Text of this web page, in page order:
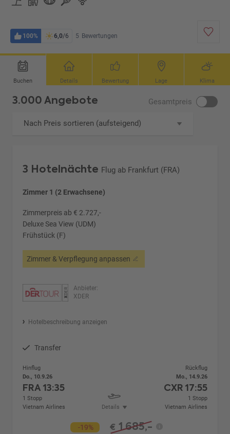
100% 6,0/6 5 Bewertungen
Buchen Details Bewertung Lage Klima
3.000 Angebote Gesamtpreis
Nach Preis sortieren (aufsteigend)
3 Hotelnächte Flug ab Frankfurt (FRA)
Zimmer 1 (2 Erwachsene)
Zimmerpreis ab € 2.727,-
Deluxe Sea View (UDM)
Frühstück (F)
Zimmer & Verpflegung anpassen
Anbieter:
XDER
Hotelbeschreibung anzeigen
Transfer
Hinflug
Do., 10.9.26
FRA13:35
1 Stopp
Vietnam Airlines
Details
Rückflug
Mo., 14.9.26
CXR 17:55
1 Stopp
Vietnam Airlines
-19% € 1.685,-